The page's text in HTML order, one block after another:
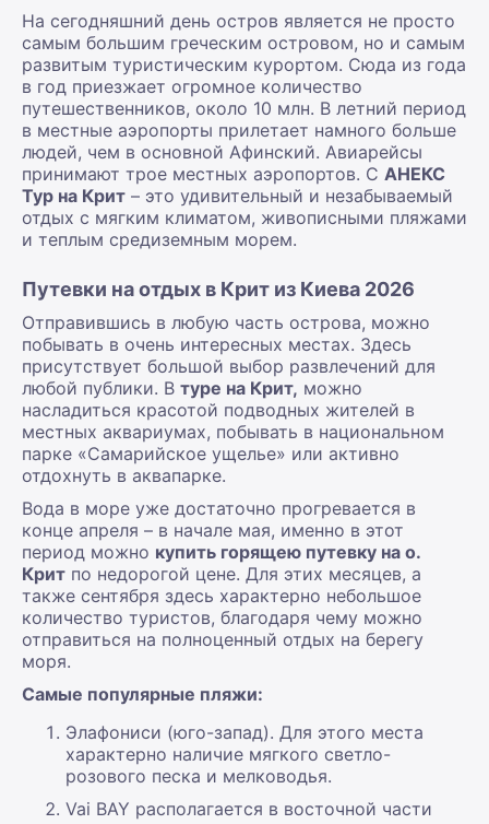
На сегодняшний день остров является не просто
самым большим греческим островом, но и самым
развитым туристическим курортом. Сюда из года
в год приезжает огромное количество
путешественников, около 10 млн. В летний период
в местные аэропорты прилетает намного больше
людей, чем в основной Афинский. Авиарейсы
принимают трое местных аэропортов. С АНЕКС
Тур на Крит – это удивительный и незабываемый
отдых с мягким климатом, живописными пляжами
и теплым средиземным морем.
Путевки на отдых в Крит из Киева 2026
Отправившись в любую часть острова, можно
побывать в очень интересных местах. Здесь
присутствует большой выбор развлечений для
любой публики. В туре на Крит, можно
насладиться красотой подводных жителей в
местных аквариумах, побывать в национальном
парке «Самарийское ущелье» или активно
отдохнуть в аквапарке.
Вода в море уже достаточно прогревается в
конце апреля – в начале мая, именно в этот
период можно купить горящею путевку на о.
Крит по недорогой цене. Для этих месяцев, а
также сентября здесь характерно небольшое
количество туристов, благодаря чему можно
отправиться на полноценный отдых на берегу
моря.
Самые популярные пляжи:
Элафониси (юго-запад). Для этого места
характерно наличие мягкого светло-
розового песка и мелководья.
Vai BAY располагается в восточной части